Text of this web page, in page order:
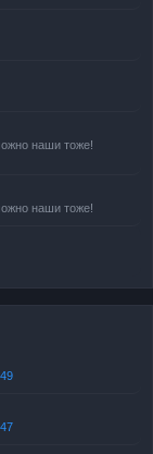
наши тоже!
наши тоже!